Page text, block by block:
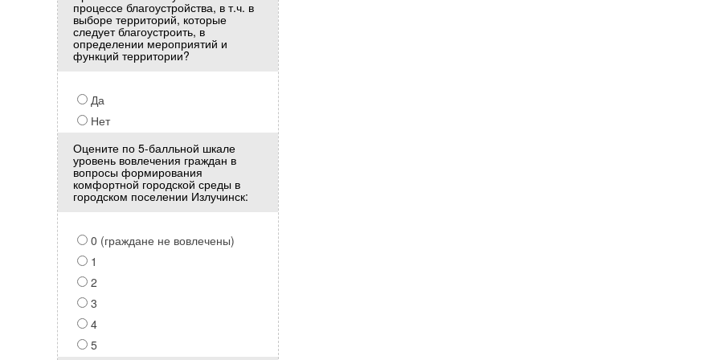
процессе благоустройства, в т.ч. в
выборе территорий, которые
следует благоустроить, в
определении мероприятий и
функций территории?
Да
Нет
Оцените по 5-балльной шкале
уровень вовлечения граждан в
вопросы формирования
комфортной городской среды в
городском поселении Излучинск:
0 (граждане не вовлечены)
1
2
3
4
5